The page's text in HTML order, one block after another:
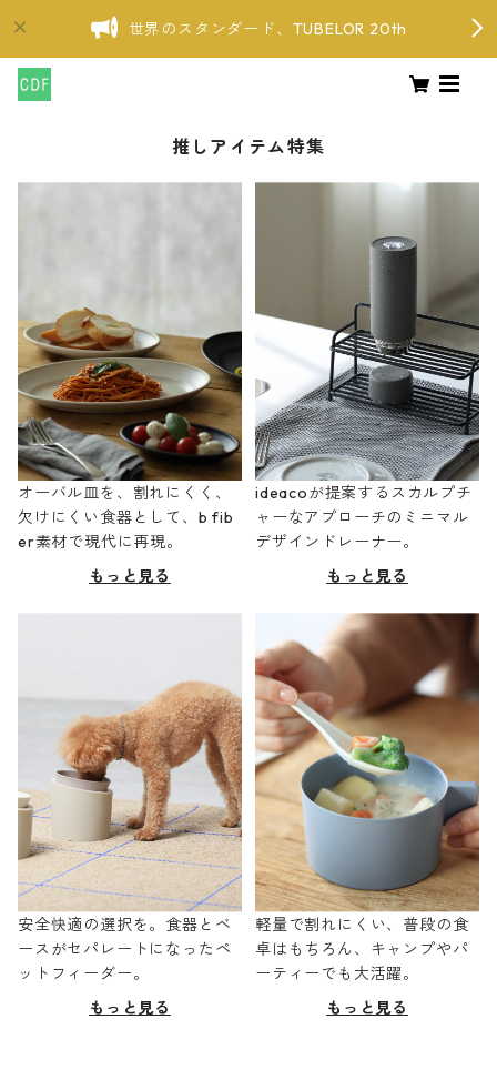
世界のスタンダード、TUBELOR 20th
推しアイテム特集
オーバル皿を、割れにくく、
欠けにくい食器として、b fib
er素材で現代に再現。
もっと見る
ideacoが提案するスカルプチ
ャーなアプローチのミニマル
デザインドレーナー。
もっと見る
安全快適の選択を。食器とベ
ースがセパレートになったペ
ットフィーダー。
もっと見る
軽量で割れにくい、普段の食
卓はもちろん、キャンプやパ
ーティーでも大活躍。
もっと見る